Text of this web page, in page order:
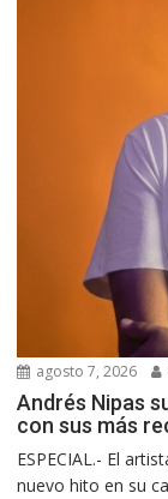
agosto 7, 2026
Andrés Nipas
con sus más
ESPECIAL.- El
nuevo hito en su